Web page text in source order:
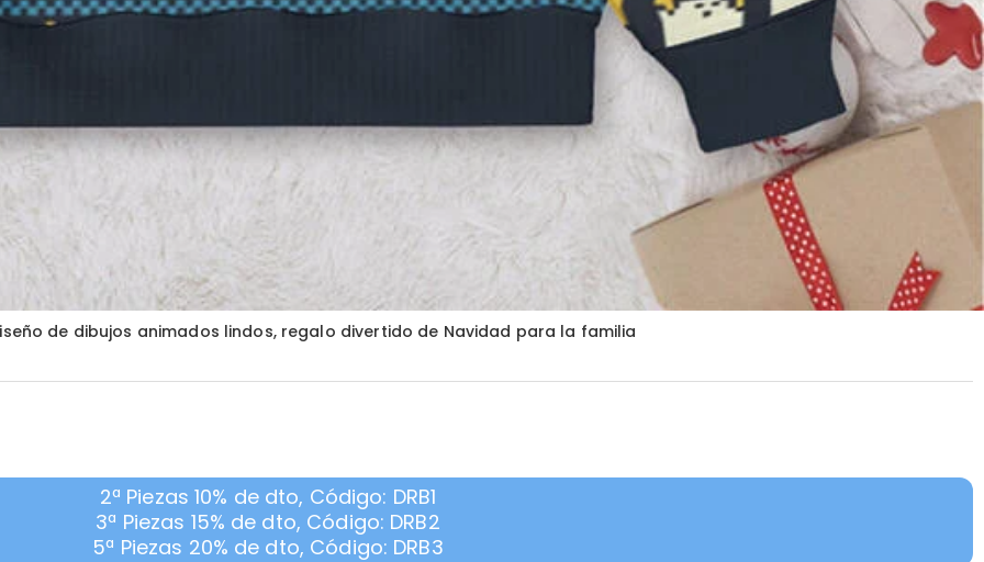
de dibujos animados lindos, regalo divertido de Navidad para la familia
2ª Piezas 10% de dto, Código: DRB1
3ª Piezas 15% de dto, Código: DRB2
5ª Piezas 20% de dto, Código: DRB3